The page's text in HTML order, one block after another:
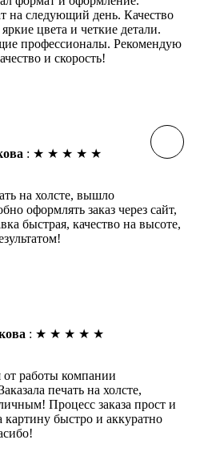
на следующий день. Качество
цвета и четкие детали.
профессионалы. Рекомендую
и скорость!
: ★ ★ ★ ★ ★
на холсте, вышло
оформлять заказ через сайт,
быстрая, качество на высоте,
: ★ ★ ★ ★ ★
работы компании
печать на холсте,
Процесс заказа прост и
быстро и аккуратно